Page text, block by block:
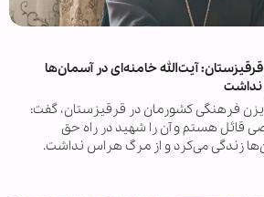
آیت‌الله خامنه‌ای در آسمان‌ها
فرهنگی کشورمان در قرقیزستان، گفت:
قائل هستم و آن را شهید در راه حق
زندگی می‌کرد و از مرگ هراس نداشت.